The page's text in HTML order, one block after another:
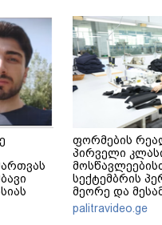
მე
ფორმების
პირველი
სექტემბრის
მეორე და
palitravideo.ge